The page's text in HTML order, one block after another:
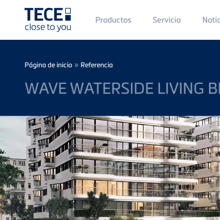
Main
Menü
1
Productos Servicio
Breadcrumb
Página de inicio » Referencia
WAVE WATERSIDE LIVING